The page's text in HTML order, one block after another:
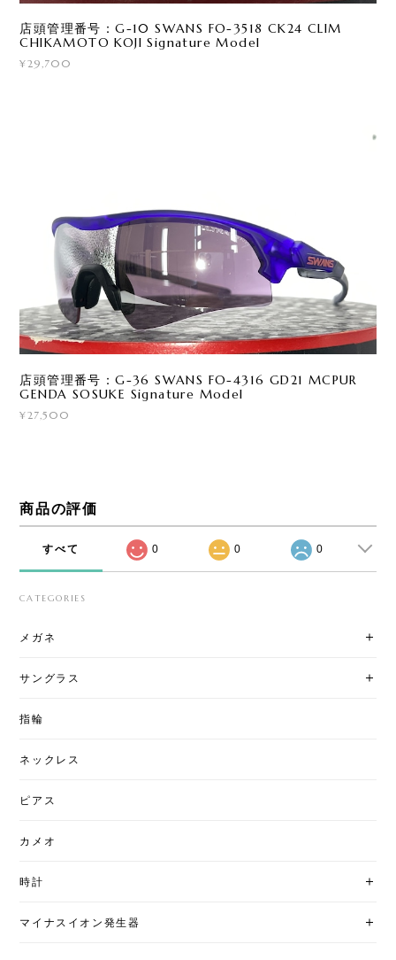
店頭管理番号：G-10 SWANS FO-3518 CK24 CLIM
CHIKAMOTO KOJI Signature Model
¥29,700
店頭管理番号：G-36 SWANS FO-4316 GD21 MCPUR
GENDA SOSUKE Signature Model
¥27,500
商品の評価
すべて 0 0 0
CATEGORIES
メガネ
サングラス
指輪
ネックレス
ピアス
カメオ
時計
マイナスイオン発生器